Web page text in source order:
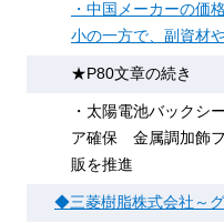
・中国メーカーの
小の一方で、副資材
★P80文章の続き
・太陽電池バックシ
ア確保 金属調加飾
販を推進
◆三菱樹脂株式会社～